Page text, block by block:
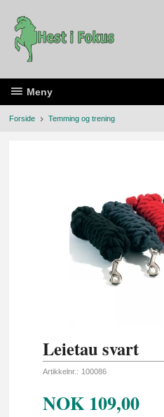
innholdet
Meny
Forside Temming og trening
Leietau svart
Artikkelnr.: 100086
NOK 109,00